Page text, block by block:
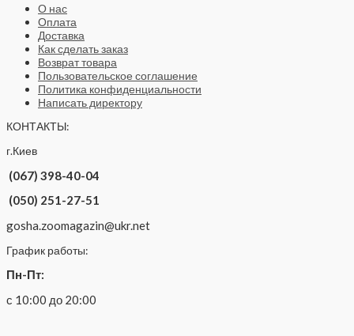
О нас
Оплата
Доставка
Как сделать заказ
Возврат товара
Пользовательское соглашение
Политика конфиденциальности
Написать директору
КОНТАКТЫ:
г.Киев
(067) 398-40-04
(050) 251-27-51
gosha.zoomagazin@ukr.net
График работы:
Пн-Пт:
с 10:00 до 20:00